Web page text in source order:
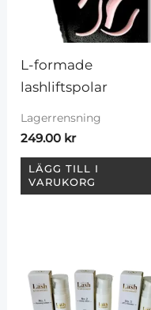
L-formade
lashliftspolar
Lagerrensning
249.00 kr
LÄGG TILL I
VARUKORG